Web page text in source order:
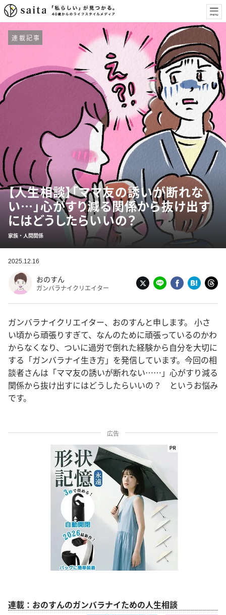
連載記事
【人生相談】「ママ友の誘いが断れな
い…」心がすり減る関係から抜け出す
にはどうしたらいいの？
家族・人間関係
2025.12.16
おのすん
ガンバラナイクリエイター
ガンバラナイクリエイター、おのすんと申します。 小さ
い頃から頑張りすぎて、なんのために頑張っているのかわ
からなくなり、ついに過労で倒れた経験から自分を大切に
する「ガンバラナイ生き方」を発信しています。今回の相
談者さんは「ママ友の誘いが断れない……」心がすり減る
関係から抜け出すにはどうしたらいいの？ というお悩み
です。
広告
連載：おのすんのガンバラナイための人生相談